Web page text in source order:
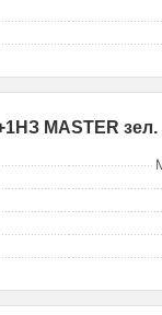
MASTER зел.